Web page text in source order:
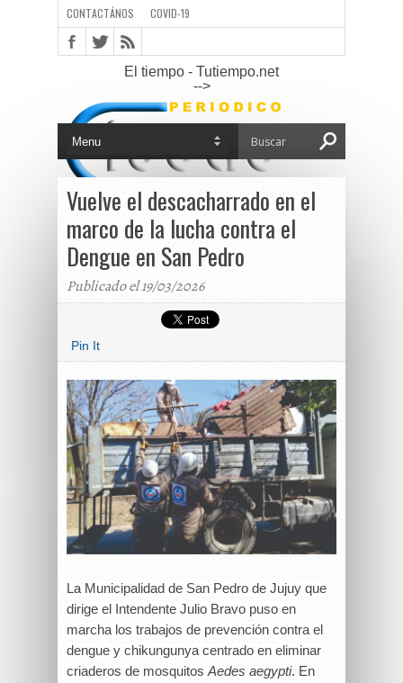
CONTACTÁNOS COVID-19
El tiempo - Tutiempo.net
-->
Vuelve el descacharrado en el
marco de la lucha contra el
Dengue en San Pedro
Publicado el 19/03/2026
Pin It
La Municipalidad de San Pedro de Jujuy que
dirige el Intendente Julio Bravo puso en
marcha los trabajos de prevención contra el
dengue y chikungunya centrado en eliminar
criaderos de mosquitos Aedes aegypti. En